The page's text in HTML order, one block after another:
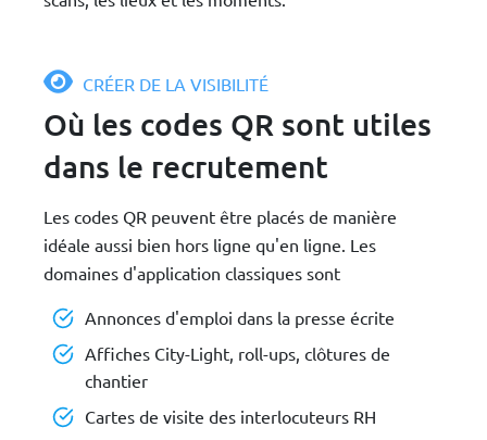
CRÉER DE LA VISIBILITÉ
Où les codes QR sont utiles
dans le recrutement
Les codes QR peuvent être placés de manière
idéale aussi bien hors ligne qu'en ligne. Les
domaines d'application classiques sont
Annonces d'emploi dans la presse écrite
Affiches City-Light, roll-ups, clôtures de
chantier
Cartes de visite des interlocuteurs RH